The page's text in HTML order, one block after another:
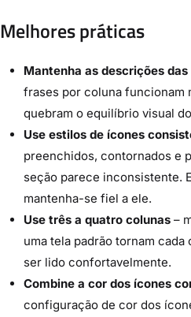
Melhores práticas
Mantenha as descrições
frases por coluna funcionam
quebram o equilíbrio visual
Use estilos de ícones
preenchidos, contornados e
seção parece inconsistente.
mantenha-se fiel a ele.
Use três a quatro colunas –
uma tela padrão tornam
ser lido confortavelmente.
Combine a cor dos ícones
configuração de cor dos